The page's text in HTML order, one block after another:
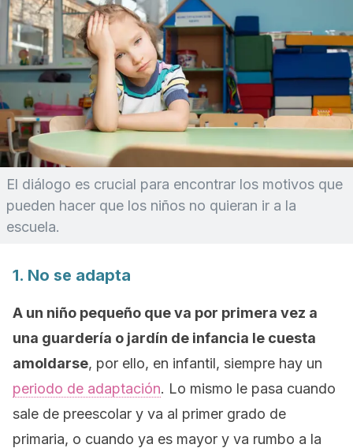
El diálogo es crucial para encontrar los motivos que
pueden hacer que los niños no quieran ir a la
escuela.
1. No se adapta
A un niño pequeño que va por primera vez a
una guardería o jardín de infancia le cuesta
amoldarse, por ello, en infantil, siempre hay un
periodo de adaptación. Lo mismo le pasa cuando
sale de preescolar y va al primer grado de
primaria, o cuando ya es mayor y va rumbo a la